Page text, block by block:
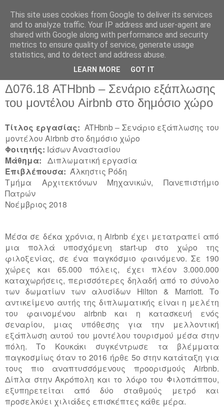
Δ076.18 ATHbnb – Σενάριο εξάπλωσης
του μοντέλου Airbnb στο δημόσιο χώρο
Τίτλος εργασίας: ATHbnb – Σενάριο εξάπλωσης του
μοντέλου Airbnb στο δημόσιο χώρο
Φοιτητής: Ιάσων Αναστασίου
Μάθημα: Διπλωματική εργασία
Επιβλέπουσα: Άλκηστις Ρόδη
Τμήμα Αρχιτεκτόνων Μηχανικών, Πανεπιστήμιο
Πατρών
Νοέμβριος 2018
Μέσα σε δέκα χρόνια, η Airbnb έχει μετατραπεί από
μια πολλά υποσχόμενη start-up στο χώρο της
φιλοξενίας, σε ένα παγκόσμιο φαινόμενο. Σε 190
χώρες και 65.000 πόλεις, έχει πλέον 3.000.000
καταχωρήσεις, περισσότερες δηλαδή από το σύνολο
των δωματίων των αλυσίδων Hilton & Marriott. Το
αντικείμενο αυτής της διπλωματικής είναι η μελέτη
του φαινομένου airbnb και η κατασκευή ενός
σεναρίου, μιας υπόθεσης για την μελλοντική
εξάπλωση αυτού του μοντέλου τουρισμού μέσα στην
πόλη. Το Κουκάκι συγκέντρωσε τα βλέμματα
παγκοσμίως όταν το 2016 ήρθε 5ο στην κατάταξη για
τους πιο αναπτυσσόμενους προορισμούς Airbnb.
Δίπλα στην Ακρόπολη και το λόφο του Φιλοπάππου,
εξυπηρετείται από δύο σταθμούς μετρό και
προσελκύει χιλιάδες επισκέπτες κάθε μέρα.
This site uses cookies from Google to deliver its services
and to analyze traffic. Your IP address and user-agent are
shared with Google along with performance and security
metrics to ensure quality of service, generate usage
statistics, and to detect and address abuse.
LEARN MORE GOT IT